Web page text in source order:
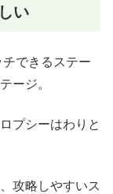
い
できるステー
ージ。
プシーはわりと
攻略しやすいス